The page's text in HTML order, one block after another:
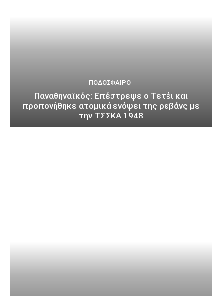
ΠΟΔΌΣΦΑΙΡΟ
Παναθηναϊκός: Επέστρεψε ο Τετέι και
προπονήθηκε ατομικά ενόψει της ρεβάνς με
την ΤΣΣΚΑ 1948